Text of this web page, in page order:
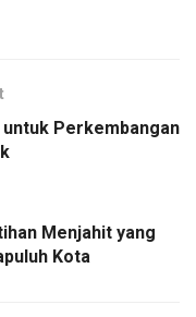
Perkembangan
Menjahit yang
Kota